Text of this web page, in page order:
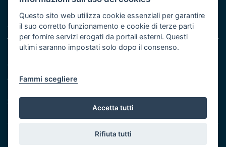
Iniziativa finanziata con risorse del POR Puglia 2014/2020 -
Asse XI
Note legali
Cookie e privacy
Atti di notifica
Servizi Intranet
© Regione Puglia
Questo sito web utilizza cookie essenziali per garantire
il suo corretto funzionamento e cookie di terze parti
per fornire servizi erogati da portali esterni. Questi
ultimi saranno impostati solo dopo il consenso.
Fammi scegliere
Accetta tutti
Rifiuta tutti